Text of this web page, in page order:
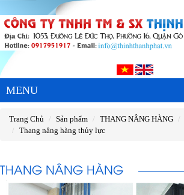
MENU
Trang Chủ Sản phẩm
THANG NÂNG HÀNG
Thang nâng hàng thủy lực
THANG NÂNG HÀNG